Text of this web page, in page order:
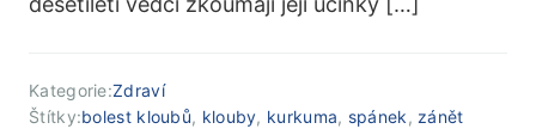
Kategorie:Zdraví
Štítky:bolest kloubů, klouby, kurkuma, spánek, zánět